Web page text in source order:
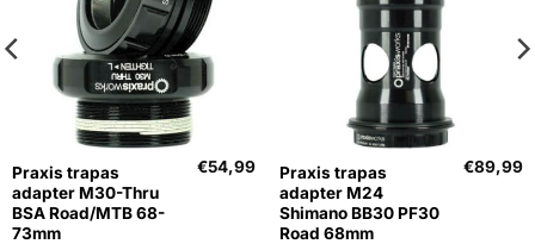
Praxis trapas
adapter M30-Thru
BSA Road/MTB 68-
73mm
€54,99
Praxis trapas
adapter M24
Shimano BB30 PF30
Road 68mm
€89,99